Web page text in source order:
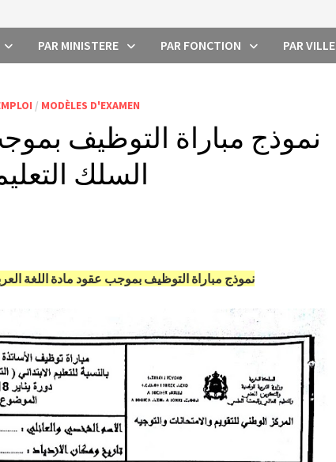
PAR MINISTERE PAR FONCTION PAR VILLE
/ MODÈLES D'EXAMEN
نموذج مباراة التوظيف
السلك التعليم
نموذج مباراة التوظيف بموجب عقود مادة اللغة العربية